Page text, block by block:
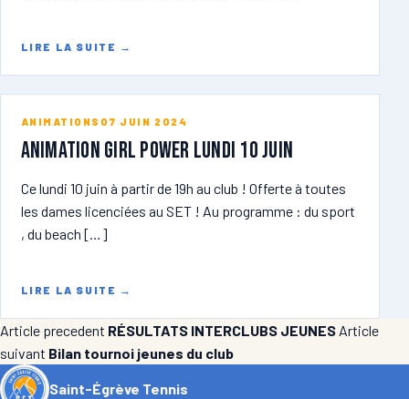
LIRE LA SUITE →
ANIMATIONS 07 JUIN 2024
ANIMATION GIRL POWER lundi 10 juin
Ce lundi 10 juin à partir de 19h au club ! Offerte à toutes
les dames licenciées au SET ! Au programme : du sport
, du beach […]
LIRE LA SUITE →
Article precedent RÉSULTATS INTERCLUBS JEUNES Article
suivant Bilan tournoi jeunes du club
Saint-Égrève Tennis